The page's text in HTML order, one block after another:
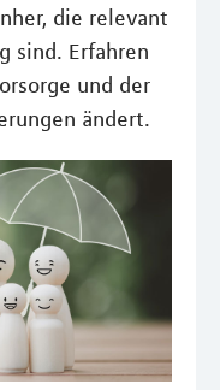
die relevant
sind. Erfahren
und der
ändert.